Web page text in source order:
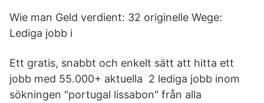
Wie man Geld verdient: 32 originelle Wege:
Lediga jobb i
Ett gratis, snabbt och enkelt sätt att hitta ett
jobb med 55.000+ aktuella 2 lediga jobb inom
sökningen "portugal lissabon" från alla